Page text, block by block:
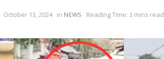
October 13, 2024 in NEWS Reading Time: 3 mins read